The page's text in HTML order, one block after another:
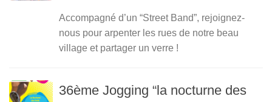
Accompagné d’un “Street Band”, rejoignez-
nous pour arpenter les rues de notre beau
village et partager un verre !
36ème Jogging “la nocturne des